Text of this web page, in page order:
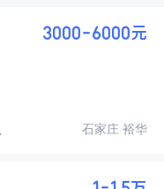
3000-6000元
石家庄 裕华